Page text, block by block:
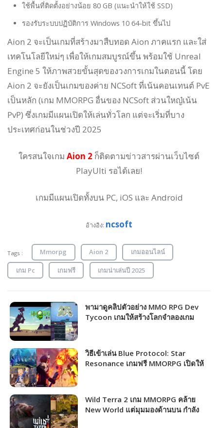
ใช้พื้นที่ติดตั้งอย่างน้อย 80 GB (แนะนำให้ใช้ SSD)
รองรับระบบปฏิบัติการ Windows 10 64-bit ขึ้นไป
Aion 2 จะเป็นเกมที่สร้างมาสืบทอด Aion ภาคแรก และใส่
เทคโนโลยีใหม่ๆ เพื่อให้เกมสมบูรณ์ขึ้น พร้อมใช้ Unreal
Engine 5 ให้ภาพสวยขั้นสุดของวงการเกมในตอนนี้ โดย
Aion 2 จะยังเป็นเกมของค่าย NCSoft ที่เน้นคอนเทนต์ PvE
เป็นหลัก (เกม MMORPG อื่นของ NCSoft ส่วนใหญ๋เน้น
PvP) ซึ่งเกมมีแผนเปิดให้เล่นทั่วโลก แต่จะเริ่มที่บาง
ประเทศก่อนในช่วงปี 2025
ใครสนใจเกม Aion 2 ก็ติดตามข่าวสารผ่านเว็บไซต์
PlayUlti รอได้เลย!
เกมมีแผนเปิดทั้งบน PC, iOS และ Android
อ้างอิง: ncsoft
Tags : Mmorpg Aion 2 เกมออนไลน์
เกม Pc เกมฟรี เกมน่าเล่นปี 2025
พามาดูคลิปตัวอย่าง MMO RPG Dev
Tycoon เกมให้สร้างโลกจำลองเกม
วิธีเข้าเล่น Blue Protocol: Star
Resonance เกมฟรี MMORPG เปิดให้
Wild Terra 2 เกม MMORPG คล้าย
New World แต่มุมมองด้านบน กำลัง